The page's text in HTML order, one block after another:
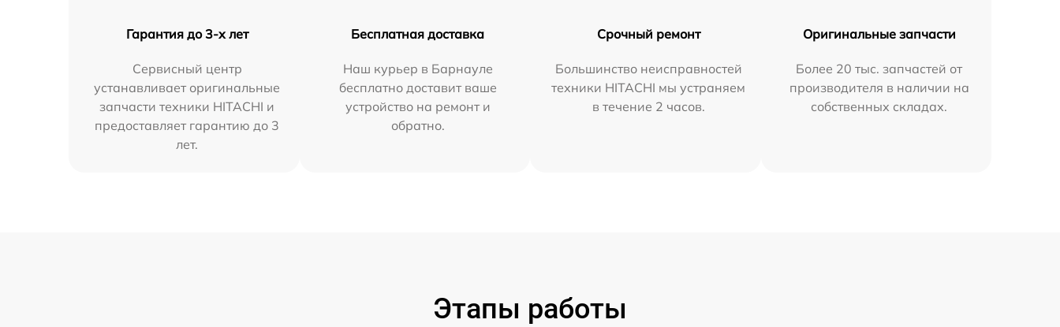
Гарантия до 3-х лет
Сервисный центр
устанавливает оригинальные
запчасти техники HITACHI и
предоставляет гарантию до 3
лет.
Бесплатная доставка
Наш курьер в Барнауле
бесплатно доставит ваше
устройство на ремонт и
обратно.
Срочный ремонт
Большинство неисправностей
техники HITACHI мы устраняем
в течение 2 часов.
Оригинальные запчасти
Более 20 тыс. запчастей от
производителя в наличии на
собственных складах.
Этапы работы